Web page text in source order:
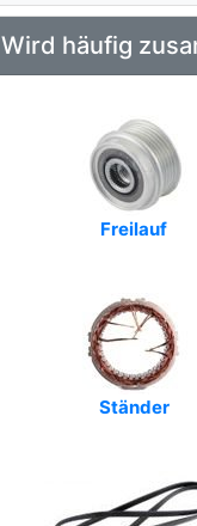
Wird häufig
Freilauf
Ständer